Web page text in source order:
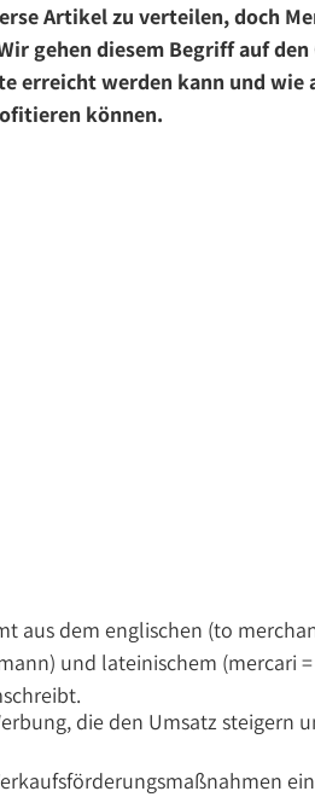
Artikel zu verteilen, doch
gehen diesem Begriff auf den
erreicht werden kann und wie
können.
aus dem englischen (to
und lateinischem (mercari
die den Umsatz steigern